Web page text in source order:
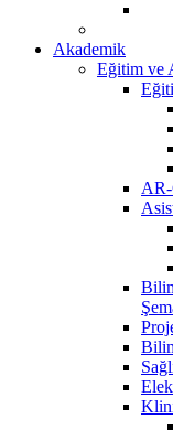
Akademik
Eğitim ve